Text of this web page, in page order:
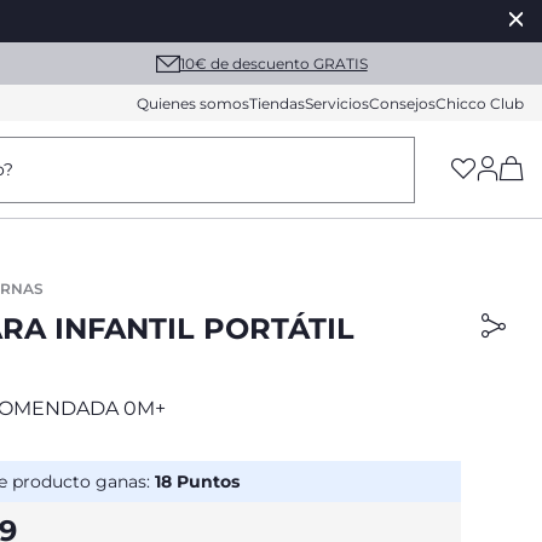
10€ de descuento GRATIS
Quienes somosTiendasServiciosConsejosChicco Club
INFANTIL PORTÁTIL
0M+
producto ganas: 18 Puntos